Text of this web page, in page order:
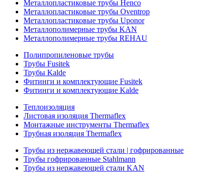
Металлопластиковые трубы Henco
Металлопластиковые трубы Oventrop
Металлопластиковые трубы Uponor
Металлополимерные трубы KAN
Металлополимерные трубы REHAU
Полипропиленовые трубы
Трубы Fusitek
Трубы Kalde
Фитинги и комплектующие Fusitek
Фитинги и комплектующие Kalde
Теплоизоляция
Листовая изоляция Thermaflex
Монтажные инструменты Thermaflex
Трубная изоляция Thermaflex
Трубы из нержавеющей стали | гофрированные
Трубы гофрированные Stahlmann
Трубы из нержавеющей стали KAN